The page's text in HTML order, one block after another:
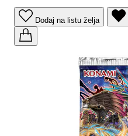
Dodaj na listu želja